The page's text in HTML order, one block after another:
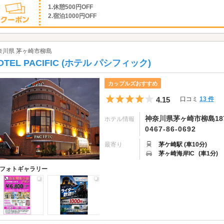
1.休憩500円OFF
2.宿泊1000円OFF
川県 茅ヶ崎市柳島
PACIFIC (ホテル パシフィック)
フォトギャラリー
カップルズおすすめ
5つ星のうち4
4.15 口コミ 13 件
ホテル情報
神奈川県茅ヶ崎市柳島
0467-86-0692
最寄り
茅ケ崎駅 (車10分)
茅ヶ崎海岸IC (車1分)